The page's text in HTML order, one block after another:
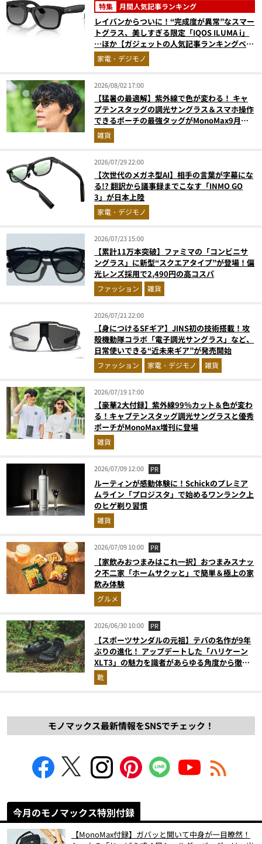
特集 月間人気記事ランキング
レイバンからついに！“完成度が異常”なスマー
トグラス、美しすぎる限定「IQOS ILUMA i」
…ほか【ガジェットの人気記事ランキングベス
ト3】（2026年6月版）
家電・デジモノ
2026/08/02 17:00
【猛暑の最適解】紫外線で色が変わる！ キャ
プテンスタッグの調光サングラス＆スマホ操作
できるポーチの最強タッグがMonoMax9月号
増刊付録に登場
雑貨
2026/07/29 22:00
【次世代のメガネ型AI】相手の言葉が字幕にな
る!? 翻訳から議事録までこなす「INMO GO
3」が日本上陸
家電・デジモノ
2026/07/23 15:00
【累計11万本突破】ファミマの「コンビニサ
ングラス」に新型“スクエアタイプ”が登場！偏
光レンズ採用で2,490円の高コスパ
ファッション 雑貨
2026/07/21 22:00
【身につけるSFギア】JINS初の技術搭載！攻
殻機動隊コラボ「電子調光サングラス」など、
日常使いできる“近未来ギア”が発売開始
ファッション 家電・デジモノ 雑貨
2026/07/19 17:00
【豪華2大付録】紫外線99％カット＆色が変わ
る！キャプテンスタッグ調光サングラスと優秀
ポーチがMonoMax増刊に登場
雑貨
2026/07/09 12:00 PR
ルーティンが感動体験に！Schickのプレミア
ムライン「プロジスタ」で始めるワンランク上
のヒゲ剃り習慣
雑貨
2026/07/09 10:00 PR
【家飲みおつまみはこれ一択】おつまみスナッ
ク不二家「ホームサクッと」で簡単＆極上の家
飲み体験
グルメ
2026/06/30 10:00 PR
【スポーツサンダルの元祖】テバの名作が9年
ぶりの進化！ アップデートした「ハリケーン
XLT3」の魅力を識者があらゆる角度から徹底
解説！
靴
モノマックス最新情報をSNSでチェック！
今月のモノマックス特別付録
【MonoMax付録】ガバッと開いて中身が一目瞭然！